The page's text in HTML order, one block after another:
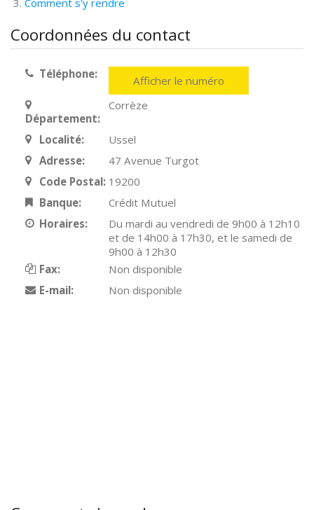
Comment s'y rendre
Coordonnées du contact
Téléphone: Afficher le numéro
Département:
Corrèze
Localité:
Ussel
Adresse:
47 Avenue Turgot
Code Postal: 19200
Banque:
Crédit Mutuel
Horaires:
Du mardi au vendredi de 9h00 à 12h10
et de 14h00 à 17h30, et le samedi de
9h00 à 12h30
Fax:
Non disponible
E-mail:
Non disponible